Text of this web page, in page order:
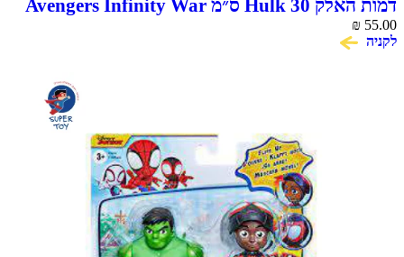
דמות האלק Hulk 30 ס״מ Avengers Infinity War
Titan Hero Series
₪ 55.00
לקניה